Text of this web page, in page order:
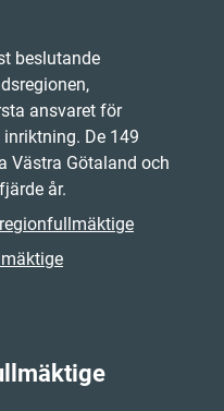
beslutande
ansvaret för
De 149
Västra Götaland och
år.